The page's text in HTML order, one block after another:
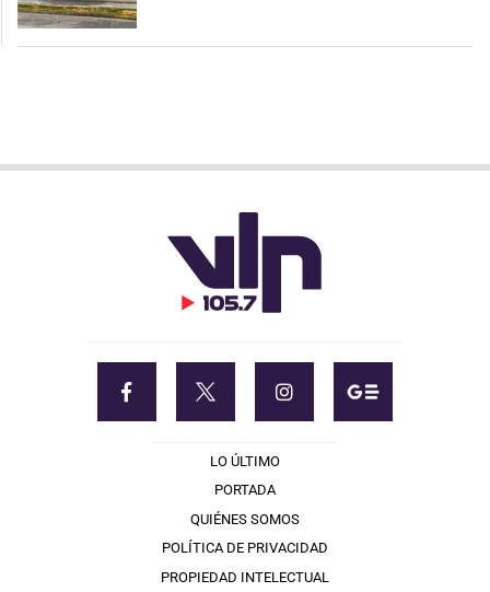
LO ÚLTIMO
PORTADA
QUIÉNES SOMOS
POLÍTICA DE PRIVACIDAD
PROPIEDAD INTELECTUAL